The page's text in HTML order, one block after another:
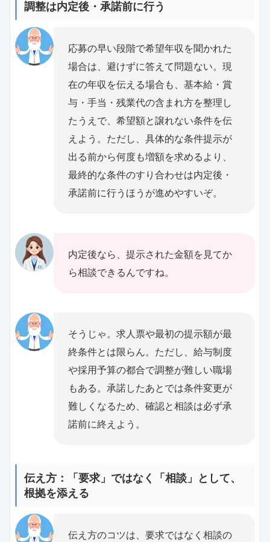
調整は内定後・承諾前に行う
応募の早い段階で希望年収を聞かれた
場合は、避けずに答えて問題ない。現
在の年収を伝える場合も、基本給・賞
与・手当・残業代の含まれ方を整理し
たうえで、希望額と譲れない条件を伝
えよう。ただし、具体的な条件提示が
出る前から何度も増額を求めるより、
最終的な条件のすり合わせは内定後・
承諾前に行うほうが進めやすいぞ。
内定後なら、提示された金額を見てか
ら相談できるんですね。
そうじゃ。求人票や最初の提示額が最
終条件とは限らん。ただし、給与制度
や採用予算の都合で調整が難しい職場
もある。承諾したあとでは条件変更が
難しくなるため、確認と相談は必ず承
諾前に終えよう。
伝え方：「要求」ではなく「相談」として、
根拠を添える
伝え方のコツは、要求ではなく相談の